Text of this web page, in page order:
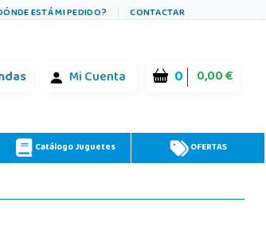
ESTÁ MI PEDIDO? CONTACTAR
Mi Cuenta 0 0,00 €
Catálogo Juguetes OFERTAS